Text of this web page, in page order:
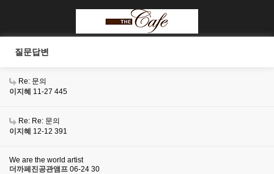
질문답변
Re: 문의
이지혜 11-27 445
Re: Re: 문의
이지혜 12-12 391
We are the world artist
더까페진공관앰프 06-24 30